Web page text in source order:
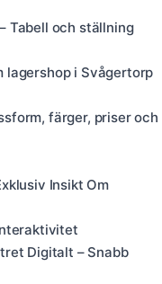
Tabell och ställning
lagershop i Svågertorp
färger, priser och
Insikt Om
Digitalt – Snabb